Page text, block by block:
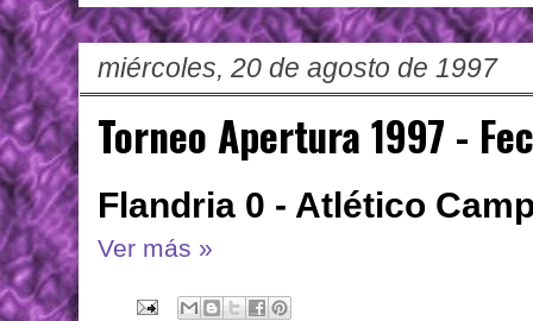
miércoles, 20 de agosto de 1997
Torneo Apertura 1997 -
Flandria 0 - Atlético
Ver más »